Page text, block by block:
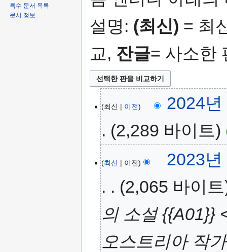
설명: (최신) = 최
교, 잔글= 사소한
최신 이전
2024
2,289 바이트
최신 이전
2023
2,065 바이트
의 소설 {{A01}}
오스트리아 작
특수 문서 목록
문서 정보